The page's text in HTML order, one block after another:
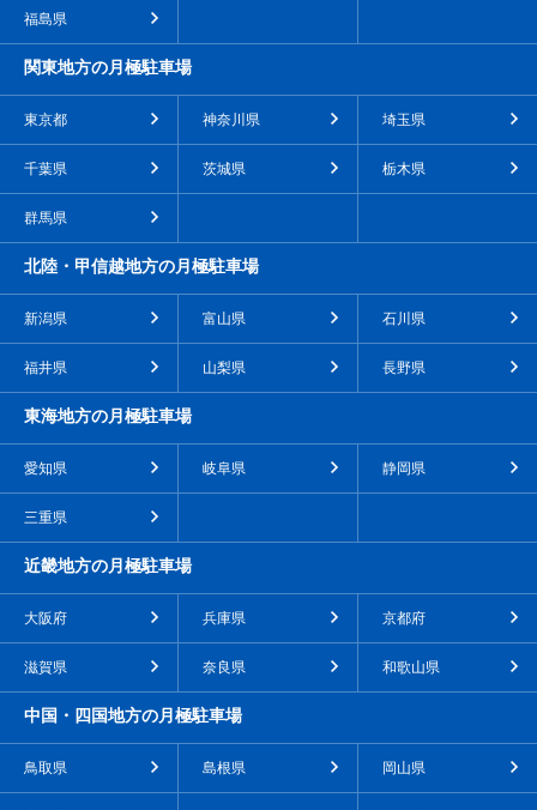
福島県
関東地方の月極駐車場
東京都 神奈川県 埼玉県
千葉県 茨城県 栃木県
群馬県
北陸・甲信越地方の月極駐車場
新潟県 富山県 石川県
福井県 山梨県 長野県
東海地方の月極駐車場
愛知県 岐阜県 静岡県
三重県
近畿地方の月極駐車場
大阪府 兵庫県 京都府
滋賀県 奈良県 和歌山県
中国・四国地方の月極駐車場
鳥取県 島根県 岡山県